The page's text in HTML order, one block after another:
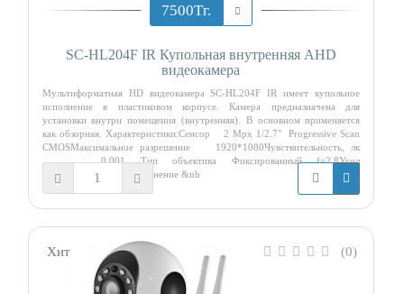
7500Тг.
SC-HL204F IR Купольная внутренняя AHD
видеокамера
Мультиформатная HD видеокамера SC-HL204F IR имеет купольное
исполнение в пластиковом корпусе. Камера предназначена для
установки внутри помещения (внутренняя). В основном применяется
как обзорная. Характеристики:Сенсор 2 Mpx 1/2.7" Progressive Scan
CMOSМаксимальное разрешение 1920*1080Чувствительность, лк
0.001 Тип объектива Фиксированный f=2.8Угол
обзора 115/87/54Исполнение &nb
(0)
Хит